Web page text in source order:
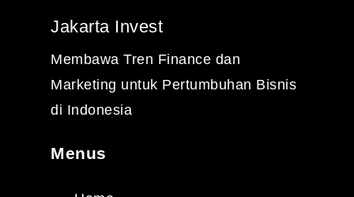
Jakarta Invest
Membawa Tren Finance dan
Marketing untuk Pertumbuhan Bisnis
di Indonesia
Menus